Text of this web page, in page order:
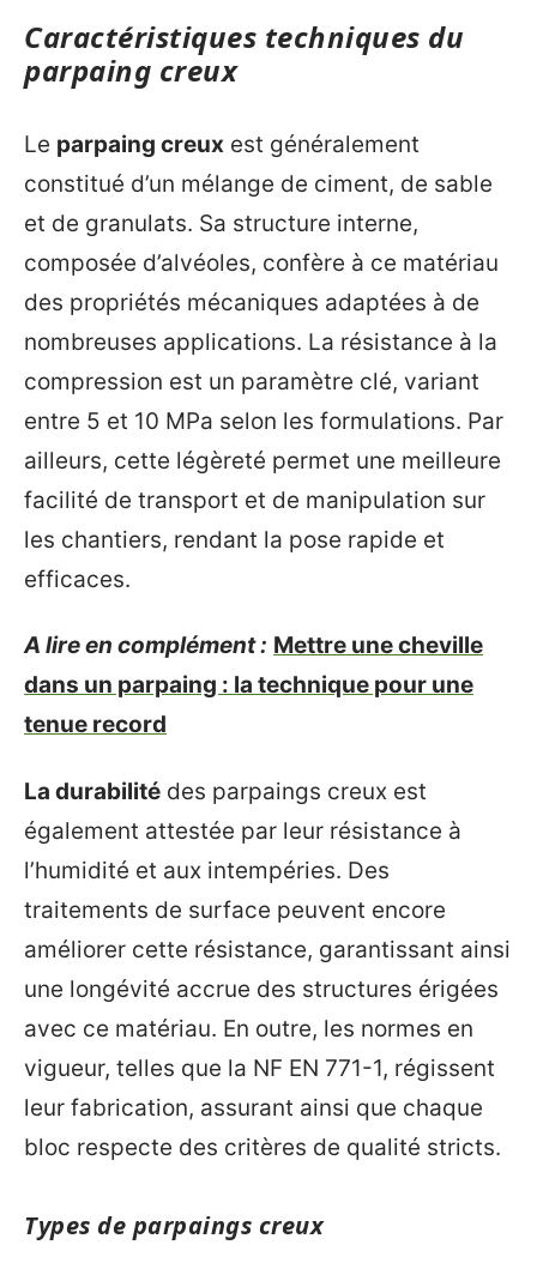
Caractéristiques techniques du
parpaing creux
Le parpaing creux est généralement
constitué d’un mélange de ciment, de sable
et de granulats. Sa structure interne,
composée d’alvéoles, confère à ce matériau
des propriétés mécaniques adaptées à de
nombreuses applications. La résistance à la
compression est un paramètre clé, variant
entre 5 et 10 MPa selon les formulations. Par
ailleurs, cette légèreté permet une meilleure
facilité de transport et de manipulation sur
les chantiers, rendant la pose rapide et
efficaces.
A lire en complément : Mettre une cheville
dans un parpaing : la technique pour une
tenue record
La durabilité des parpaings creux est
également attestée par leur résistance à
l’humidité et aux intempéries. Des
traitements de surface peuvent encore
améliorer cette résistance, garantissant ainsi
une longévité accrue des structures érigées
avec ce matériau. En outre, les normes en
vigueur, telles que la NF EN 771-1, régissent
leur fabrication, assurant ainsi que chaque
bloc respecte des critères de qualité stricts.
Types de parpaings creux